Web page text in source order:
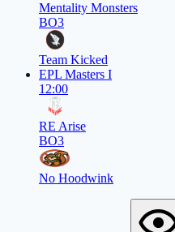
Mentality Monsters
BO3
Team Kicked
EPL Masters I
12:00
RE Arise
BO3
No Hoodwink